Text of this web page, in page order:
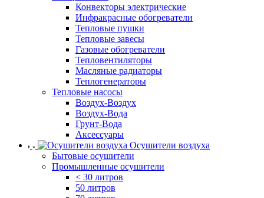
Конвекторы электрические
Инфракрасные обогреватели
Тепловые пушки
Тепловые завесы
Газовые обогреватели
Тепловентиляторы
Масляные радиаторы
Теплогенераторы
Тепловые насосы
Воздух-Воздух
Воздух-Вода
Грунт-Вода
Аксессуары
Осушители воздуха
Бытовые осушители
Промышленные осушители
< 30 литров
50 литров